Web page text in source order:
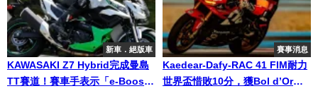
新車．絕版車
KAWASAKI Z7 Hybrid完成曼島
TT賽道！賽車手表示「e-Boost
賽事消息
Kaedear-Dafy-RAC 41 FIM耐力
世界盃惜敗10分，獲Bol d’Or第